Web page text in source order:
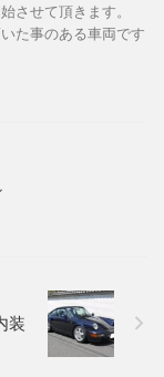
させて頂きます。
た事のある車両です
装